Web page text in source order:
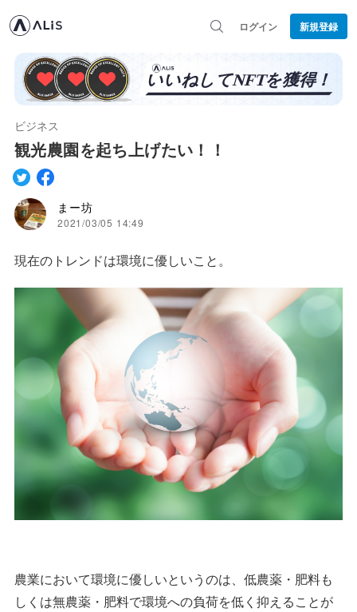
ログイン 新規登録
ビジネス
観光農園を起ち上げたい！！
まー坊
2021/03/05 14:49
現在のトレンドは環境に優しいこと。
農業において環境に優しいというのは、低農薬・肥料も
しくは無農薬・肥料で環境への負荷を低く抑えることが